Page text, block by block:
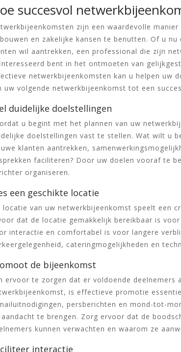
succesvol
zijn een waardevolle
en zakelijke kansen te benutten. Of u
wil aantrekken, een professional die zijn
bent in het ontmoeten van
netwerkbijeenkomsten kan u helpen uw
uw volgende netwerkbijeenkomst tot een
duidelijke doelstellingen
u begint met het plannen van uw
doelstellingen vast te stellen. Wat wilt u
klanten aantrekken,
faciliteren? Door uw doelen vooraf te
organiseren.
een geschikte locatie
locatie van uw netwerkbijeenkomst speelt een
dat de locatie gemakkelijk bereikbaar is
interactie en comfortabel is voor langere
cateringmogelijkheden en
de bijeenkomst
ervoor te zorgen dat er voldoende deelnemers
is effectieve promotie
persberichten en mond-tot-
aandacht te brengen. Zorg ervoor dat de
kunnen verwachten en waarom ze
interactie